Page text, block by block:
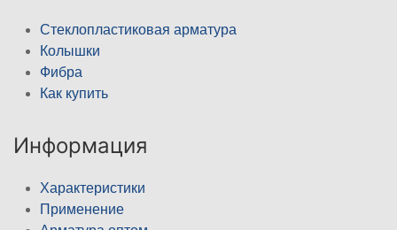
Стеклопластиковая арматура
Колышки
Фибра
Как купить
Информация
Характеристики
Применение